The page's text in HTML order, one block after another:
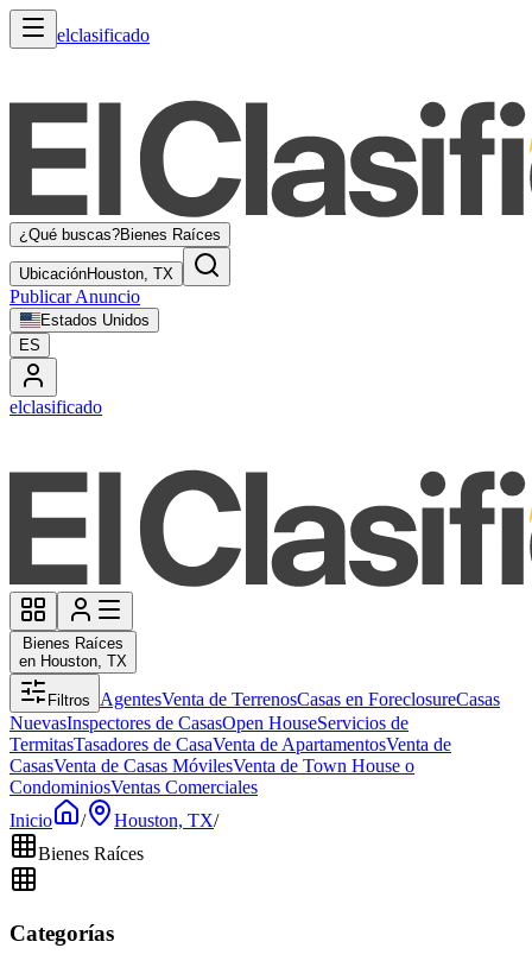
elclasificado
¿Qué buscas?Bienes Raíces
UbicaciónHouston, TX
Publicar Anuncio
Estados Unidos
ES
elclasificado
Bienes Raíces
en Houston, TX
Filtros AgentesVenta de TerrenosCasas en ForeclosureCasas
NuevasInspectores de CasasOpen HouseServicios de
TermitasTasadores de CasaVenta de ApartamentosVenta de
CasasVenta de Casas MóvilesVenta de Town House o
CondominiosVentas Comerciales
Inicio
/ Houston, TX/
Bienes Raíces
Categorías